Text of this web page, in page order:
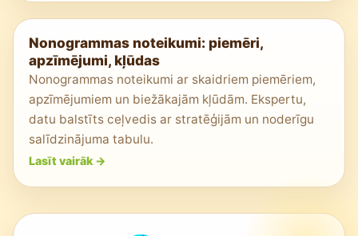
Nonogrammas noteikumi: piemēri,
apzīmējumi, kļūdas
Nonogrammas noteikumi ar skaidriem piemēriem,
apzīmējumiem un biežākajām kļūdām. Ekspertu,
datu balstīts ceļvedis ar stratēģijām un noderīgu
salīdzinājuma tabulu.
Lasīt vairāk->